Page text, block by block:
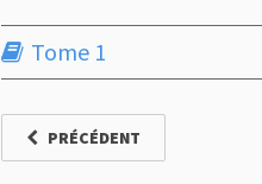
Tome 1
PRÉCÉDENT